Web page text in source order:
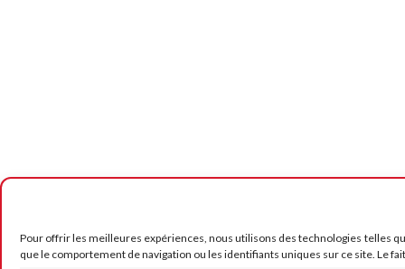
Pour offrir les meilleures expériences, nous utilisons des technologies telles
que le comportement de navigation ou les identifiants uniques sur ce site. Le